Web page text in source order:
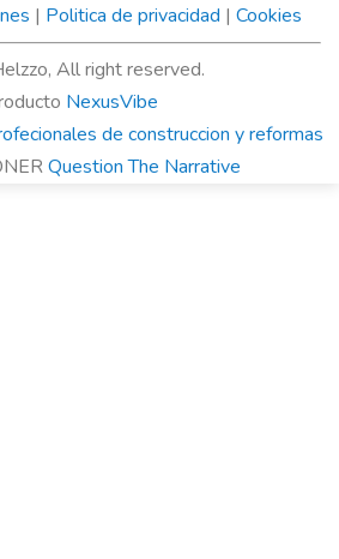
| Politica de privacidad | Cookies
All right reserved.
NexusVibe
de construccion y reformas
Question The Narrative